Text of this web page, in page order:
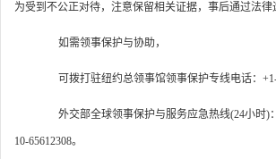
为受到不公正对待，注意保留相关证据，事后通过法律
如需领事保护与协助，
可拨打驻纽约总领事馆领事保护专线电话：+1-
外交部全球领事保护与服务应急热线(24小时)：
10-65612308。